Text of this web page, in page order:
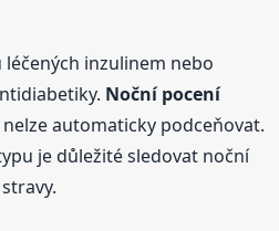
léčených inzulinem nebo
Nočnípocení
automaticky podceňovat.
je důležité sledovat noční